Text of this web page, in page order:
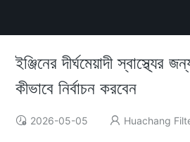
ইঞ্জিনের দীর্ঘমেয়াদী স্বাস্থ্যের
কীভাবে নির্বাচন করবেন
2026-05-05 Huachang